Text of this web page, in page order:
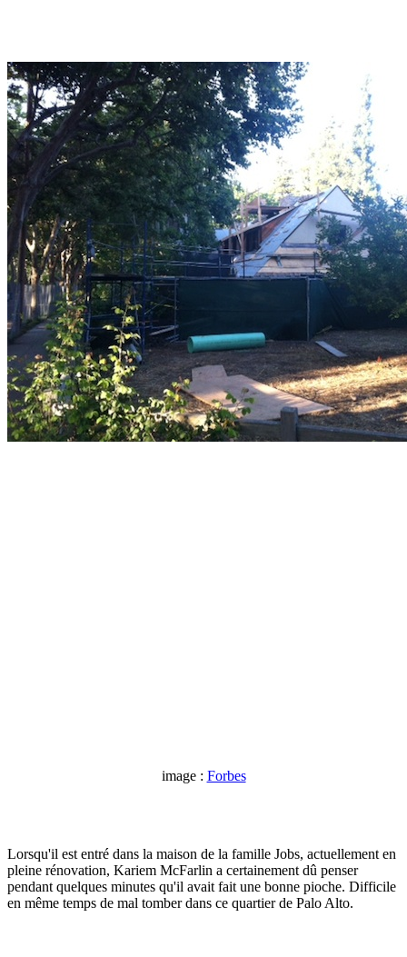
image : Forbes
Lorsqu'il est entré dans la maison de la famille Jobs, actuellement en
pleine rénovation, Kariem McFarlin a certainement dû penser
pendant quelques minutes qu'il avait fait une bonne pioche. Difficile
en même temps de mal tomber dans ce quartier de Palo Alto.